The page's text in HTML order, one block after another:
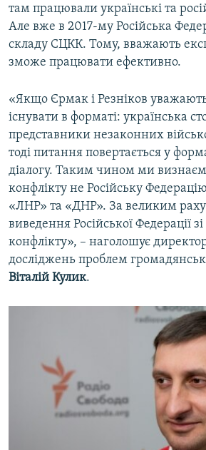
там працювали українські та
Але вже в 2017-му Російська
складу СЦКК. Тому, вважають
зможе працювати ефективно.
«Якщо Єрмак і Резніков
існувати в форматі: українська
представники незаконних
тоді питання повертається у
діалогу. Таким чином ми
конфлікту не Російську
«ЛНР» та «ДНР». За великим
виведення Російської Федерації
конфлікту», – наголошує
досліджень проблем
Віталій Кулик.